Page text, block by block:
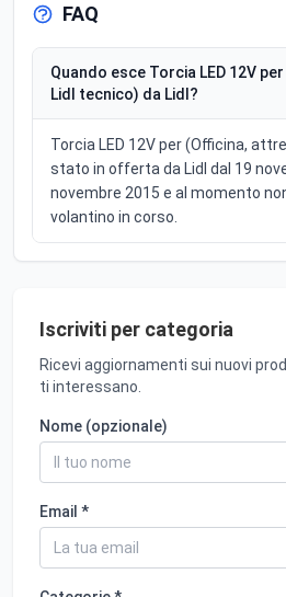
FAQ
Quando esce Torcia LED 12V
Lidl tecnico) da Lidl?
Torcia LED 12V per (Officina,
stato in offerta da Lidl dal 19
novembre 2015 e al momento
volantino in corso.
Iscriviti per categoria
Ricevi aggiornamenti sui nuovi
ti interessano.
Nome (opzionale)
Email *